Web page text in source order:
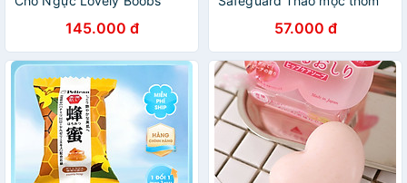
145.000 đ 57.000 đ